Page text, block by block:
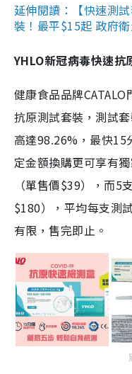
延伸閱讀：【快速測
裝！最平$15起 政府
YHLO新冠病毒快速抗
健康食品品牌
抗原測試套裝，測試
高達98.26%，最快15
定金額換購更可享有
（單售價$39），而
$180），平均每支測
有限，售完即止。